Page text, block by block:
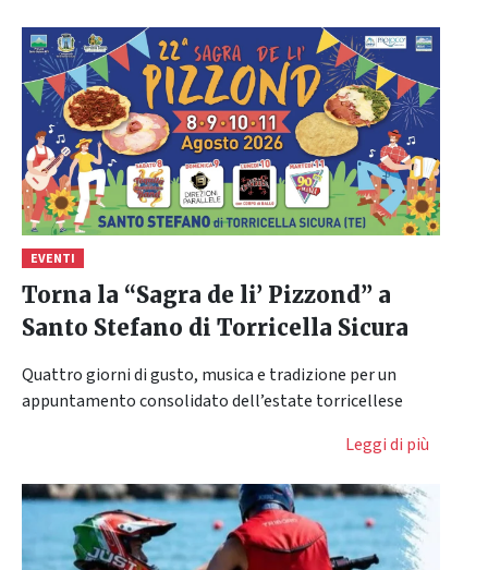
EVENTI
Torna la “Sagra de li’ Pizzond” a
Santo Stefano di Torricella Sicura
Quattro giorni di gusto, musica e tradizione per un
appuntamento consolidato dell’estate torricellese
Leggi di più